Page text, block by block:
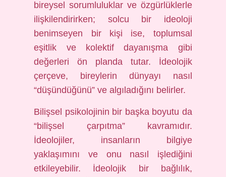
bireysel sorumluluklar ve özgürlüklerle
ilişkilendirirken; solcu bir ideoloji
benimseyen bir kişi ise, toplumsal
eşitlik ve kolektif dayanışma gibi
değerleri ön planda tutar. İdeolojik
çerçeve, bireylerin dünyayı nasıl
“düşündüğünü” ve algıladığını belirler.
Bilişsel psikolojinin bir başka boyutu da
“bilişsel çarpıtma” kavramıdır.
İdeolojiler, insanların bilgiye
yaklaşımını ve onu nasıl işlediğini
etkileyebilir. İdeolojik bir bağlılık,